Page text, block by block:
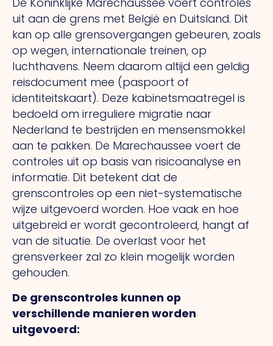
uit aan de grens met België en Duitsland. Dit
kan op alle grensovergangen gebeuren, zoals
op wegen, internationale treinen, op
luchthavens. Neem daarom altijd een geldig
reisdocument mee (paspoort of
identiteitskaart). Deze kabinetsmaatregel is
bedoeld om irreguliere migratie naar
Nederland te bestrijden en mensensmokkel
aan te pakken. De Marechaussee voert de
controles uit op basis van risicoanalyse en
informatie. Dit betekent dat de
grenscontroles op een niet-systematische
wijze uitgevoerd worden. Hoe vaak en hoe
uitgebreid er wordt gecontroleerd, hangt af
van de situatie. De overlast voor het
grensverkeer zal zo klein mogelijk worden
gehouden.
De grenscontroles kunnen op
verschillende manieren worden
uitgevoerd: